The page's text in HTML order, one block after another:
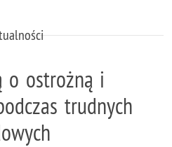
o ostrożną i
trudnych